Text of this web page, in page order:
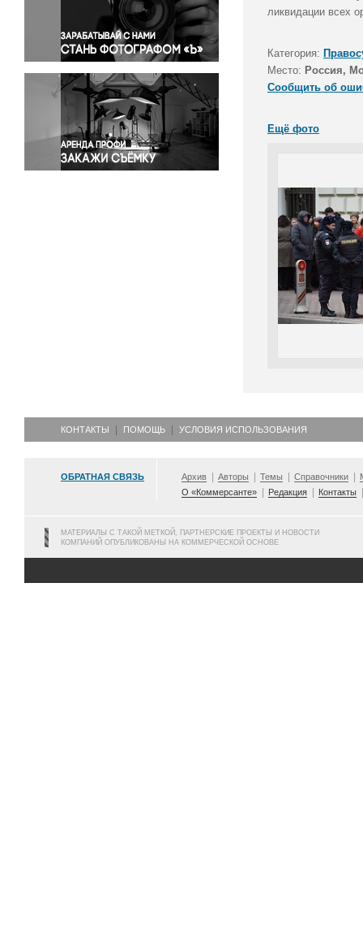
Правосудие
Происшествия и конфликты
Религия
Светская жизнь
Спорт
Экология
Экономика и бизнес
ликвидации всех
Категория:
Место: Россия,
Сообщить об
Ещё фото
КОНТАКТЫ ПОМОЩЬ УСЛОВИЯ ИСПОЛЬЗОВАНИЯ
ОБРАТНАЯ СВЯЗЬ Архив Авторы Темы Справочники
О «Коммерсанте»
Редакция Контакты
МАТЕРИАЛЫ С ТАКОЙ МЕТКОЙ, ПАРТНЕРСКИЕ ПРОЕКТЫ И НОВОСТИ
КОМПАНИЙ ОПУБЛИКОВАНЫ НА КОММЕРЧЕСКОЙ ОСНОВЕ